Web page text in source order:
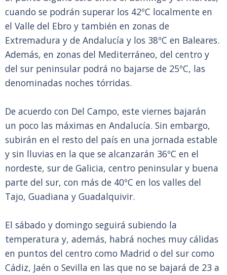
cuando se podrán superar los 42ºC localmente en
el Valle del Ebro y también en zonas de
Extremadura y de Andalucía y los 38ºC en Baleares.
Además, en zonas del Mediterráneo, del centro y
del sur peninsular podrá no bajarse de 25ºC, las
denominadas noches tórridas.
De acuerdo con Del Campo, este viernes bajarán
un poco las máximas en Andalucía. Sin embargo,
subirán en el resto del país en una jornada estable
y sin lluvias en la que se alcanzarán 36ºC en el
nordeste, sur de Galicia, centro peninsular y buena
parte del sur, con más de 40ºC en los valles del
Tajo, Guadiana y Guadalquivir.
El sábado y domingo seguirá subiendo la
temperatura y, además, habrá noches muy cálidas
en puntos del centro como Madrid o del sur como
Cádiz, Jaén o Sevilla en las que no se bajará de 23 a